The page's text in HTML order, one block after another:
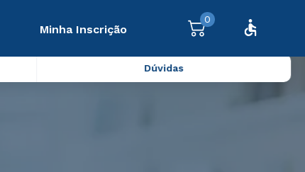
Minha Inscrição
0
Dúvidas